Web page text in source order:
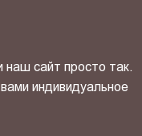
сайт просто так.
индивидуальное